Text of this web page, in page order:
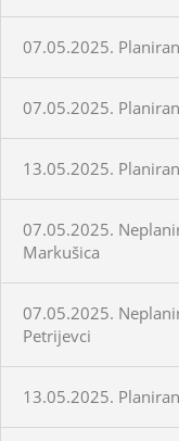
07.05.2025.
07.05.2025.
13.05.2025.
07.05.2025.
Markušica
07.05.2025.
Petrijevci
13.05.2025.